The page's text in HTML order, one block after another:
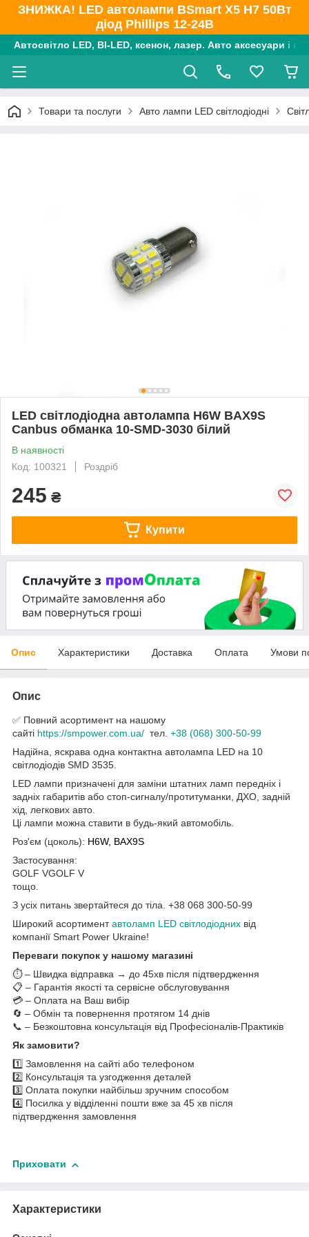
ЗНИЖКА! LED автолампи BSmart X5 H7 50Вт
діод Phillips 12-24В
Автосвітло LED, BI-LED, ксенон, лазер. Авто аксесуари і
Товари та послуги Авто лампи LED світлодіодні
LED світлодіодна автолампа H6W BAX9S
Canbus обманка 10-SMD-3030 білий
В наявності
Код: 100321
Роздріб
245 ₴
Купити
Опис Характеристики Доставка Оплата Умови
Опис
✅ Повний асортимент на нашому
сайті https://smpower.com.ua/ тел. +38 (068) 300-50-99
Надійна, яскрава одна контактна автолампа LED на 10
світлодіодів SMD 3535.
LED лампи призначені для заміни штатних ламп передніх і
задніх габаритів або стоп-сигналу/протитуманки, ДХО, задній
хід, легкових авто.
Ці лампи можна ставити в будь-який автомобіль.
Роз'єм (цоколь): H6W, BAX9S
Застосування:
GOLF VGOLF V
тощо.
З усіх питань звертайтеся до тіла. +38 068 300-50-99
Широкий асортиментавтоламп LED світлодіодних від
компанії Smart Power Ukraine!
Переваги покупок у нашому магазині
⏱️ – Швидка відправка → до 45хв після підтвердження
📋 – Гарантія якості та сервісне обслуговування
💳 – Оплата на Ваш вибір
🔄 – Обмін та повернення протягом 14 днів
📞 – Безкоштовна консультація від Професіоналів-Практиків
Як замовити?
1️⃣ Замовлення на сайті або телефоном
2️⃣ Консультація та узгодження деталей
3️⃣ Оплата покупки найбільш зручним способом
4️⃣ Посилка у відділенні пошти вже за 45 хв після
підтвердження замовлення
Приховати
Характеристики